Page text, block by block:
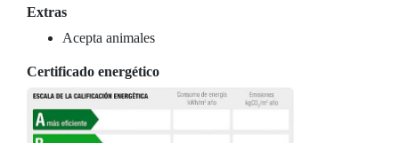
Extras
Acepta animales
Certificado energético